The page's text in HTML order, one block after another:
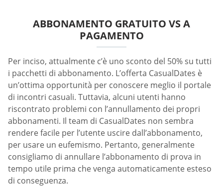
ABBONAMENTO GRATUITO VS A
PAGAMENTO
Per inciso, attualmente c’è uno sconto del 50% su tutti
i pacchetti di abbonamento. L’offerta СasualDates è
un’ottima opportunità per conoscere meglio il portale
di incontri casuali. Tuttavia, alcuni utenti hanno
riscontrato problemi con l’annullamento dei propri
abbonamenti. Il team di СasualDates non sembra
rendere facile per l’utente uscire dall’abbonamento,
per usare un eufemismo. Pertanto, generalmente
consigliamo di annullare l’abbonamento di prova in
tempo utile prima che venga automaticamente esteso
di conseguenza.